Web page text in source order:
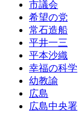
市議会
希望の党
常石造船
平井一三
平本沙織
幸福の科学
幼教諭
広島
広島中央署